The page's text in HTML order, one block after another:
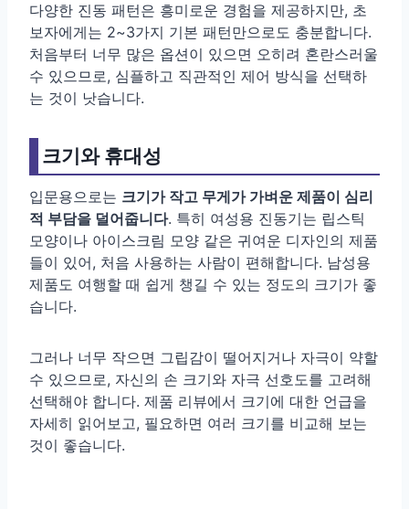
다양한 진동 패턴은 흥미로운 경험을 제공하지만, 초
보자에게는 2~3가지 기본 패턴만으로도 충분합니다.
처음부터 너무 많은 옵션이 있으면 오히려 혼란스러울
수 있으므로, 심플하고 직관적인 제어 방식을 선택하
는 것이 낫습니다.
크기와 휴대성
입문용으로는 크기가 작고 무게가 가벼운 제품이 심리
적 부담을 덜어줍니다. 특히 여성용 진동기는 립스틱
모양이나 아이스크림 모양 같은 귀여운 디자인의 제품
들이 있어, 처음 사용하는 사람이 편해합니다. 남성용
제품도 여행할 때 쉽게 챙길 수 있는 정도의 크기가 좋
습니다.
그러나 너무 작으면 그립감이 떨어지거나 자극이 약할
수 있으므로, 자신의 손 크기와 자극 선호도를 고려해
선택해야 합니다. 제품 리뷰에서 크기에 대한 언급을
자세히 읽어보고, 필요하면 여러 크기를 비교해 보는
것이 좋습니다.